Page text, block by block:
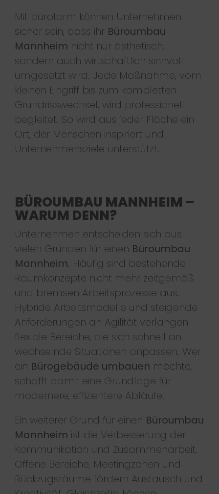
Mit büroform können Unternehmen
sicher sein, dass ihr Büroumbau
Mannheim nicht nur ästhetisch,
sondern auch wirtschaftlich sinnvoll
umgesetzt wird. Jede Maßnahme, vom
kleinen Eingriff bis zum kompletten
Grundrisswechsel, wird professionell
begleitet. So wird aus jeder Fläche ein
Ort, der Menschen inspiriert und
Unternehmensziele unterstützt.
BÜROUMBAU MANNHEIM –
WARUM DENN?
Unternehmen entscheiden sich aus
vielen Gründen für einen Büroumbau
Mannheim. Häufig sind bestehende
Raumkonzepte nicht mehr zeitgemäß
und bremsen Arbeitsprozesse aus.
Hybride Arbeitsmodelle und steigende
Anforderungen an Agilität verlangen
flexible Bereiche, die sich schnell an
wechselnde Situationen anpassen. Wer
ein Bürogebäude umbauen möchte,
schafft damit eine Grundlage für
modernere, effizientere Abläufe.
Ein weiterer Grund für einen Büroumbau
Mannheim ist die Verbesserung der
Kommunikation und Zusammenarbeit.
Offene Bereiche, Meetingzonen und
Rückzugsräume fördern Austausch und